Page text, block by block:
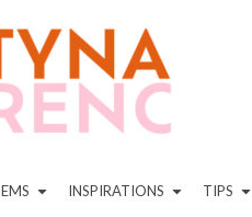
INSPIRATIONS TIPS